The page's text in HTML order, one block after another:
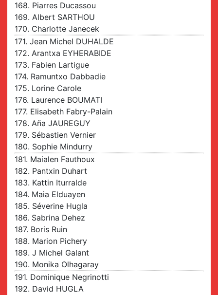
168. Piarres Ducassou
169. Albert SARTHOU
170. Charlotte Janecek
171. Jean Michel DUHALDE
172. Arantxa EYHERABIDE
173. Fabien Lartigue
174. Ramuntxo Dabbadie
175. Lorine Carole
176. Laurence BOUMATI
177. Elisabeth Fabry-Palain
178. Aña JAUREGUY
179. Sébastien Vernier
180. Sophie Mindurry
181. Maialen Fauthoux
182. Pantxin Duhart
183. Kattin Iturralde
184. Maia Elduayen
185. Séverine Hugla
186. Sabrina Dehez
187. Boris Ruin
188. Marion Pichery
189. J Michel Galant
190. Monika Olhagaray
191. Dominique Negrinotti
192. David HUGLA